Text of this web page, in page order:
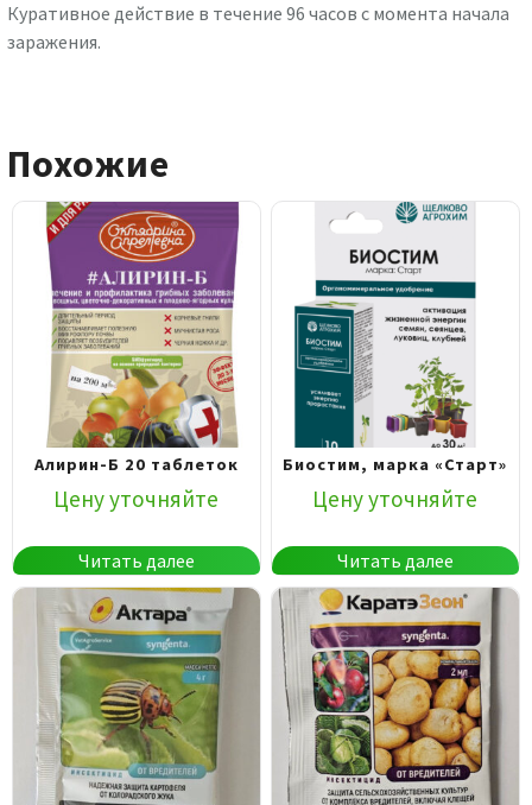
Куративное действие в течение 96 часов с момента начала
заражения.
Похожие
Алирин-Б 20 таблеток
Цену уточняйте
Читать далее
Биостим, марка «Старт»
Цену уточняйте
Читать далее